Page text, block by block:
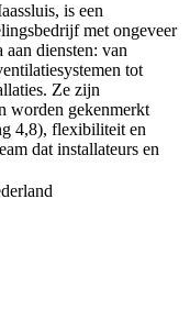
is een
met ongeveer
aan diensten: van
tot
Ze zijn
worden gekenmerkt
4,8), flexibiliteit en
dat installateurs en